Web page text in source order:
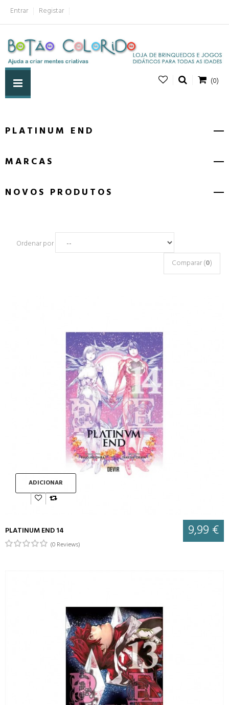
Entrar Registar
(0)
PLATINUM END
MARCAS
NOVOS PRODUTOS
Ordenar por
Comparar (0)
ADICIONAR
PLATINUM END 14 9,99 €
(0 Reviews)